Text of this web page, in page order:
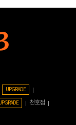
UPGRADE
천호점